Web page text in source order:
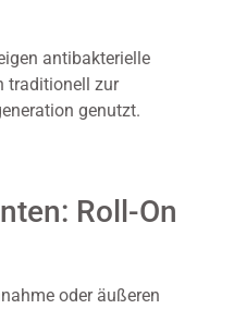
antibakterielle
traditionell zur
genutzt.
Roll-On
oder äußeren